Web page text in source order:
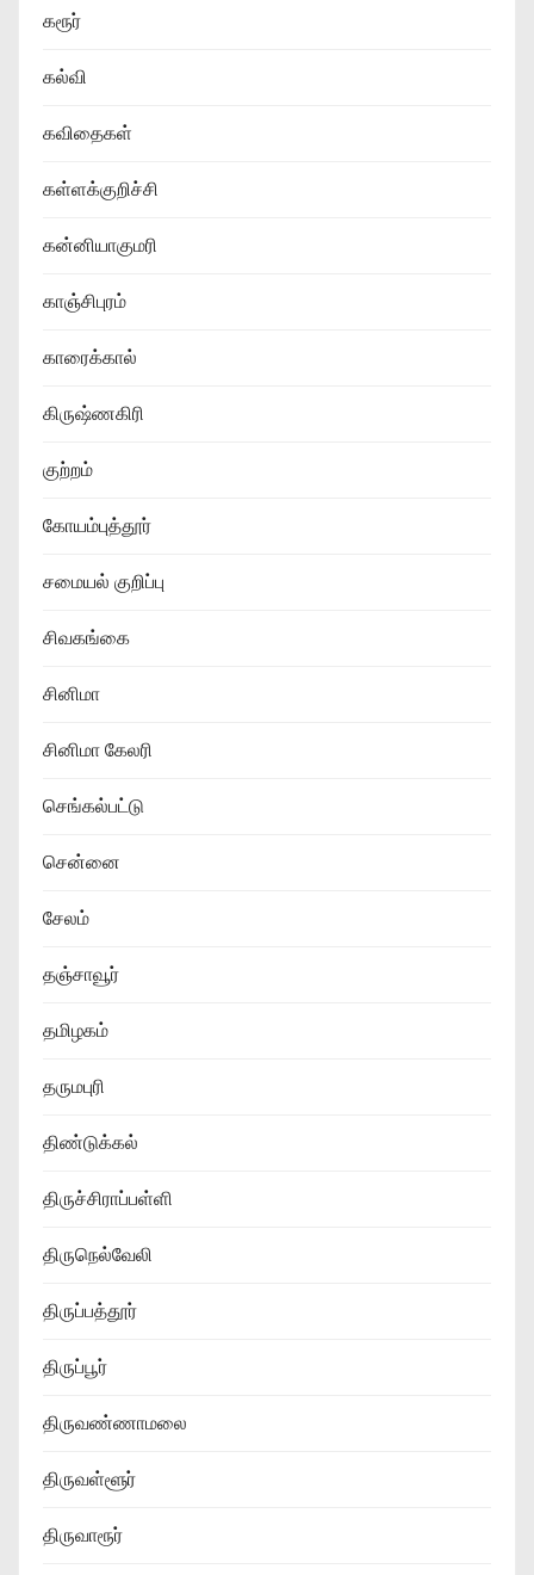
கரூர்
கல்வி
கவிதைகள்
கள்ளக்குறிச்சி
கன்னியாகுமரி
காஞ்சிபுரம்
காரைக்கால்
கிருஷ்ணகிரி
குற்றம்
கோயம்புத்தூர்
சமையல் குறிப்பு
சிவகங்கை
சினிமா
சினிமா கேலரி
செங்கல்பட்டு
சென்னை
சேலம்
தஞ்சாவூர்
தமிழகம்
தருமபுரி
திண்டுக்கல்
திருச்சிராப்பள்ளி
திருநெல்வேலி
திருப்பத்தூர்
திருப்பூர்
திருவண்ணாமலை
திருவள்ளூர்
திருவாரூர்